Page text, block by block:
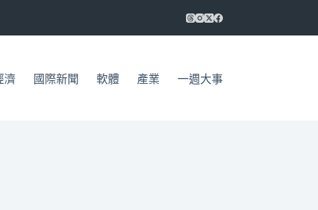
濟 國際新聞 軟體 產業 一週大事